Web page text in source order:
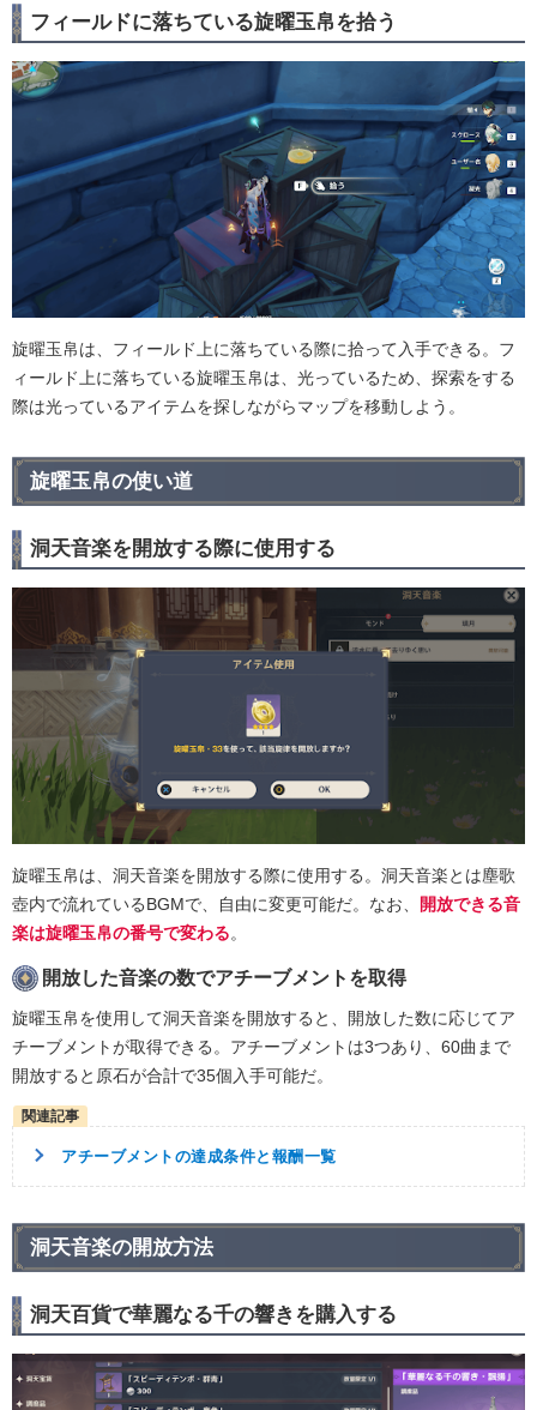
フィールドに落ちている旋曜玉帛を拾う
旋曜玉帛は、フィールド上に落ちている際に拾って入手できる。フ
ィールド上に落ちている旋曜玉帛は、光っているため、探索をする
際は光っているアイテムを探しながらマップを移動しよう。
旋曜玉帛の使い道
洞天音楽を開放する際に使用する
旋曜玉帛は、洞天音楽を開放する際に使用する。洞天音楽とは塵歌
壺内で流れているBGMで、自由に変更可能だ。なお、
開放できる音
楽は旋曜玉帛の番号で変わる。
開放した音楽の数でアチーブメントを取得
旋曜玉帛を使用して洞天音楽を開放すると、開放した数に応じてア
チーブメントが取得できる。アチーブメントは3つあり、60曲まで
開放すると原石が合計で35個入手可能だ。
アチーブメントの達成条件と報酬一覧
洞天音楽の開放方法
洞天百貨で華麗なる千の響きを購入する